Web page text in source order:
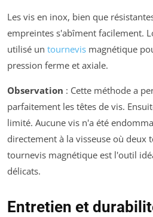
Les vis en inox, bien que
empreintes s'abîment facilement.
utilisé un tournevis magnétique
pression ferme et axiale.
Observation : Cette méthode a
parfaitement les têtes de vis.
limité. Aucune vis n'a été
directement à la visseuse où deux
tournevis magnétique est l'outil
délicats.
Entretien et